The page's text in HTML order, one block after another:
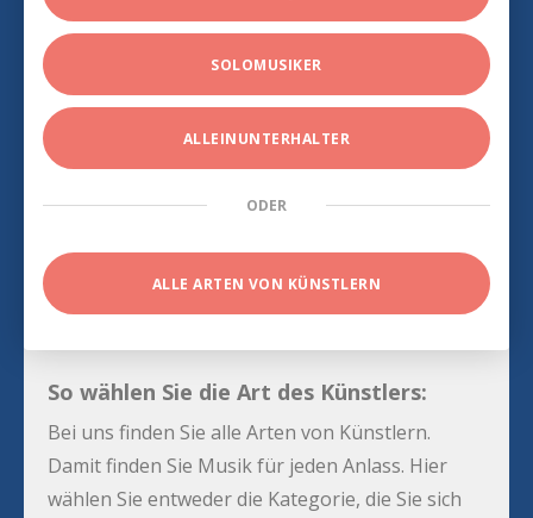
SOLOMUSIKER
ALLEINUNTERHALTER
ODER
ALLE ARTEN VON KÜNSTLERN
So wählen Sie die Art des Künstlers:
Bei uns finden Sie alle Arten von Künstlern.
Damit finden Sie Musik für jeden Anlass. Hier
wählen Sie entweder die Kategorie, die Sie sich